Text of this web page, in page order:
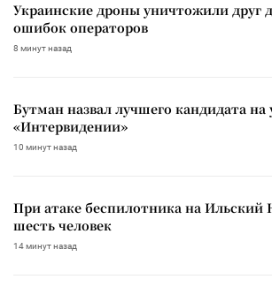
Украинские дроны уничтожили друг
ошибок операторов
8 минут назад
Бутман назвал лучшего кандидата на
«Интервидении»
10 минут назад
При атаке беспилотника на Ильский
шесть человек
14 минут назад